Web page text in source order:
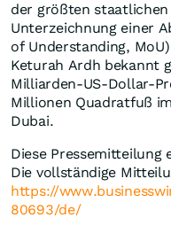
der größten
Unterzeichnung einer
of Understanding,
Keturah Ardh bekannt
Milliarden-US-Dollar-
Millionen Quadratfuß
Dubai.
Diese
Die vollständige
https://
80693/de/